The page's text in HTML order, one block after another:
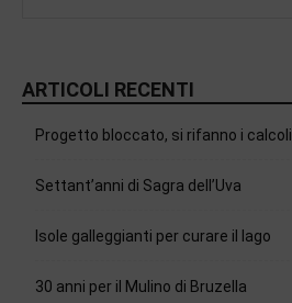
ARTICOLI RECENTI
Progetto bloccato, si rifanno i calcoli
Settant’anni di Sagra dell’Uva
Isole galleggianti per curare il lago
30 anni per il Mulino di Bruzella